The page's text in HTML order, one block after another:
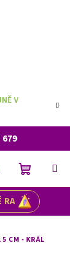
V
679
RA
Nákupní
CM - KRÁL